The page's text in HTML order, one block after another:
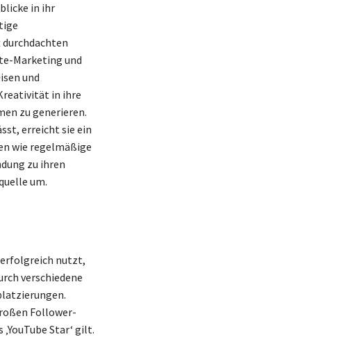
in ihr
Marketing und
und
in ihre
zu generieren.
erreicht sie ein
wie regelmäßige
zu ihren
um.
erfolgreich nutzt,
verschiedene
Follower-
Star‘ gilt.